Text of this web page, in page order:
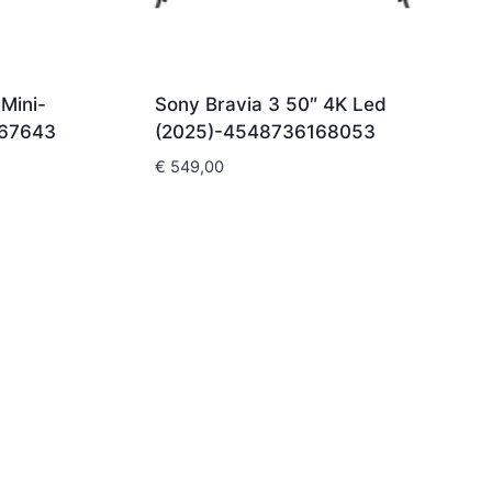
Sony Bravia 3 50″ 4K Led
(2025)-4548736168053
€ 549,00